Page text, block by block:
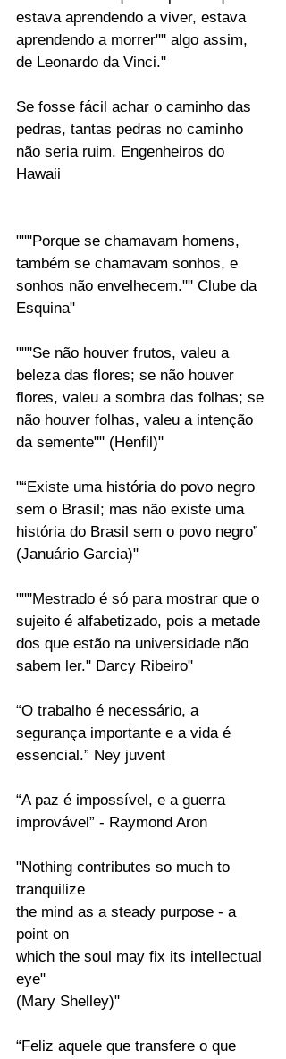
estava aprendendo a viver, estava
aprendendo a morrer"" algo assim,
de Leonardo da Vinci."
Se fosse fácil achar o caminho das
pedras, tantas pedras no caminho
não seria ruim. Engenheiros do
Hawaii
"""Porque se chamavam homens,
também se chamavam sonhos, e
sonhos não envelhecem."" Clube da
Esquina"
"""Se não houver frutos, valeu a
beleza das flores; se não houver
flores, valeu a sombra das folhas; se
não houver folhas, valeu a intenção
da semente"" (Henfil)"
"“Existe uma história do povo negro
sem o Brasil; mas não existe uma
história do Brasil sem o povo negro”
(Januário Garcia)"
"""Mestrado é só para mostrar que o
sujeito é alfabetizado, pois a metade
dos que estão na universidade não
sabem ler." Darcy Ribeiro"
“O trabalho é necessário, a
segurança importante e a vida é
essencial.” Ney juvent
“A paz é impossível, e a guerra
improvável” - Raymond Aron
"Nothing contributes so much to
tranquilize
the mind as a steady purpose - a
point on
which the soul may fix its intellectual
eye"
(Mary Shelley)"
“Feliz aquele que transfere o que